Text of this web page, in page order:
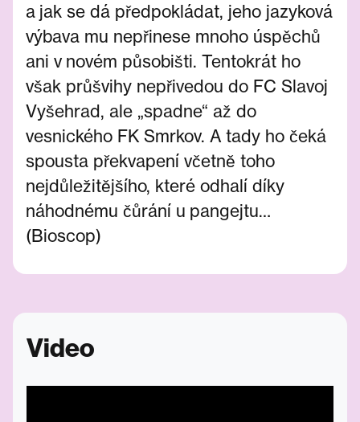
a jak se dá předpokládat, jeho jazyková
výbava mu nepřinese mnoho úspěchů
ani v novém působišti. Tentokrát ho
však průšvihy nepřivedou do FC Slavoj
Vyšehrad, ale „spadne“ až do
vesnického FK Smrkov. A tady ho čeká
spousta překvapení včetně toho
nejdůležitějšího, které odhalí díky
náhodnému čůrání u pangejtu…
(Bioscop)
Video